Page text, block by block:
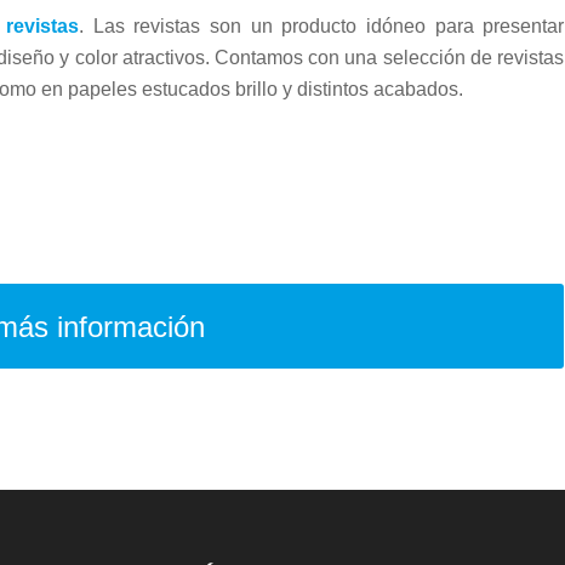
revistas. Las revistas son un producto idóneo para presentar
y color atractivos. Contamos con una selección de revistas
en papeles estucados brillo y distintos acabados.
información